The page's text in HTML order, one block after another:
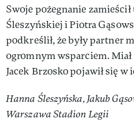
Swoje pożegnanie
Śleszyńskiej i Piotra
podkreślił, że były partner
ogromnym wsparciem.
Jacek Brzosko pojawił się w
Hanna Śleszyńska, Jakub
Warszawa Stadion Legii